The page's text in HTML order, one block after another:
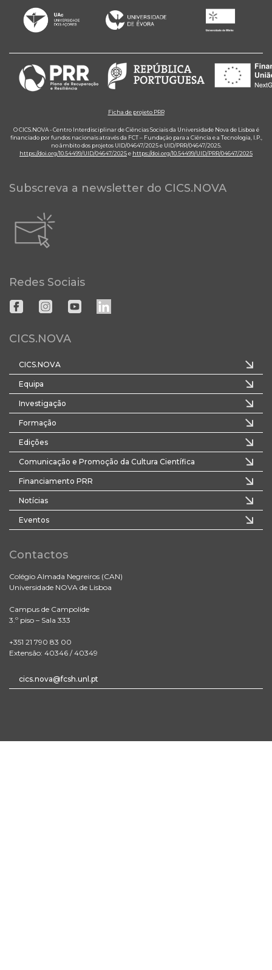
Ficha de projeto PRR
O CICS.NOVA - Centro Interdisciplinar de Ciências Sociais da Universidade Nova de Lisboa é
financiado por fundos nacionais através da FCT – Fundação para a Ciência e a Tecnologia, I.P.,
no âmbito dos projetos UID/04647/2025 e UID/PRR/04647/2025.
https://doi.org/10.54499/UID/04647/2025e https://doi.org/10.54499/UID/PRR/04647/2025
Subscreva a newsletter do CICS.NOVA
Redes Sociais
CICS.NOVA
CICS.NOVA
Equipa
Investigação
Formação
Edições
Comunicação e Promoção da Cultura Científica
Financiamento PRR
Notícias
Eventos
Contactos
Colégio Almada Negreiros (CAN)
Universidade NOVA de Lisboa
Campus de Campolide
3.º piso – Sala 333
+351 21 790 83 00
Extensão: 40346 / 40349
cics.nova@fcsh.unl.pt